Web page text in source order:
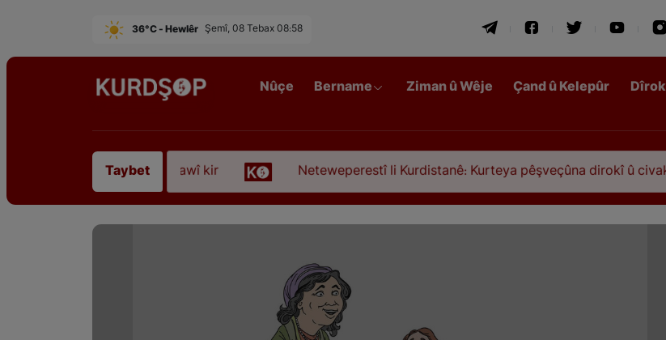
36°C - Hewlêr Şemî, 08 Tebax 08:58
Nûçe Bername Ziman û Wêje Çand û Kelepûr Dîrok
Taybet
Sofyanî” koça dawî kir Neteweperestî li Kurdistanê: Kurteya pêşveçûna dirokî û civakî-siyasî